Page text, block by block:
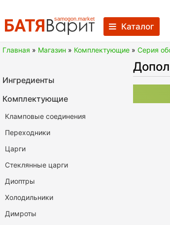
to
content
Каталог
Батя Варит Челябинск
Товары для виноделия,
Главная » Магазин » Комплектующие » Серия
Ингредиенты
Комплектующие
Кламповые соединения
Переходники
Царги
Стеклянные царги
Диоптры
Холодильники
Димроты